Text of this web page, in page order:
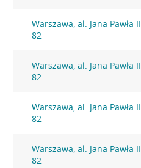
Warszawa, al. Jana Pawła II
82
Warszawa, al. Jana Pawła II
82
Warszawa, al. Jana Pawła II
82
Warszawa, al. Jana Pawła II
82